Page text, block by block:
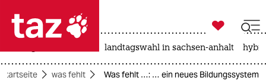
 taz zahl ich
taz zahl ich

taz zahl ich
landtagswahl in sachsen-anhalt
Startseite was fehlt Was fehlt …: … ein neues Bildungssystem